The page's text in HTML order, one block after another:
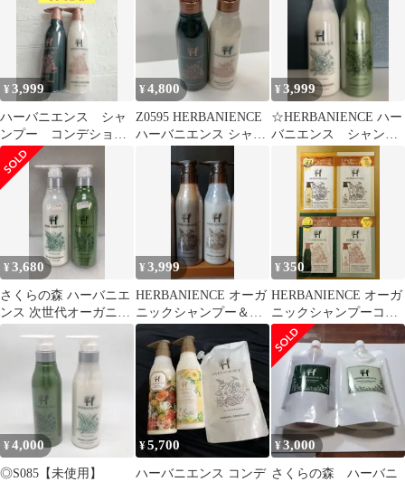
¥3,999
ハーバニエンス シャ
ンプー コンデショナ
ー グリーンローズの
香り
¥4,800
Z0595 HERBANIENCE
ハーバニエンス シャン
ーズの香り／コンディ
ショナー 300mL グリー
ンローズの香り 計2点
セット【赤字覚悟】
¥3,999
☆HERBANIENCE ハー
バニエンス シャンプ
ー＆コンディショナー
¥3,680
さくらの森 ハーバニエ
ンス 次世代オーガニッ
ィショナー 300ml -
-529696 X0019SZRJB
¥3,999
HERBANIENCE オーガ
ニックシャンプー＆コ
ンディショナーセット
¥350
HERBANIENCE オーガ
ニックシャンプーコン
ディショナー トライ
アルセット
¥4,000
◎S085【未使用】
¥5,700
ハーバニエンス コンデ
¥3,000
さくらの森 ハーバニ